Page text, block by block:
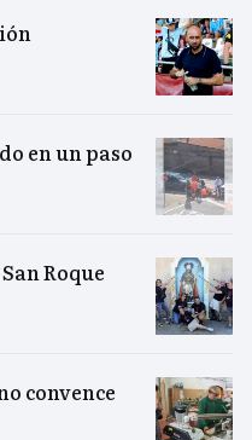
en un paso
Roque
convence